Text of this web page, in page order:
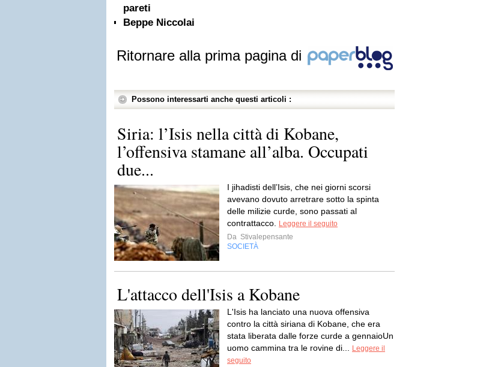
pareti
Beppe Niccolai
Ritornare alla prima pagina di
Possono interessarti anche questi articoli :
Siria: l’Isis nella città di Kobane,
l’offensiva stamane all’alba. Occupati
due...
I jihadisti dell’Isis, che nei giorni scorsi
avevano dovuto arretrare sotto la spinta
delle milizie curde, sono passati al
contrattacco.
Leggere il seguito
Da Stivalepensante
SOCIETÀ
L'attacco dell'Isis a Kobane
L'Isis ha lanciato una nuova offensiva
contro la città siriana di Kobane, che era
stata liberata dalle forze curde a gennaioUn
uomo cammina tra le rovine di...
Leggere il
seguito